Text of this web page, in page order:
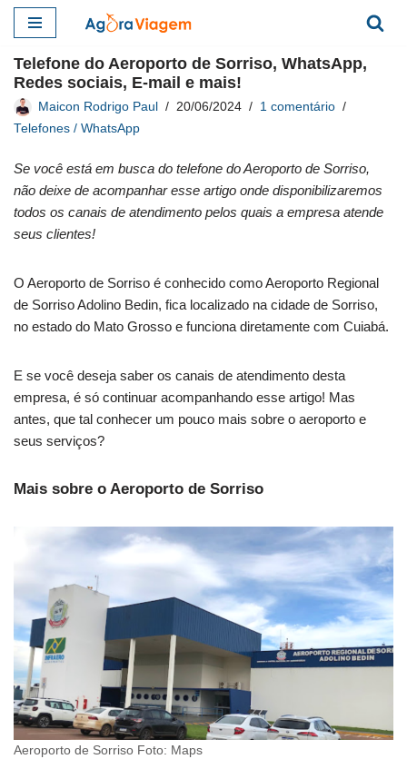
para
o
conteúdo
Telefone do Aeroporto de Sorriso, WhatsApp,
Redes sociais, E-mail e mais!
Maicon Rodrigo Paul 20/06/2024
1 comentário
Telefones / WhatsApp
Se você está em busca do telefone do Aeroporto de Sorriso,
não deixe de acompanhar esse artigo onde disponibilizaremos
todos os canais de atendimento pelos quais a empresa atende
seus clientes!
O Aeroporto de Sorriso é conhecido como Aeroporto Regional
de Sorriso Adolino Bedin, fica localizado na cidade de Sorriso,
no estado do Mato Grosso e funciona diretamente com Cuiabá.
E se você deseja saber os canais de atendimento desta
empresa, é só continuar acompanhando esse artigo! Mas
antes, que tal conhecer um pouco mais sobre o aeroporto e
seus serviços?
Mais sobre o Aeroporto de Sorriso
Aeroporto de Sorriso Foto: Maps